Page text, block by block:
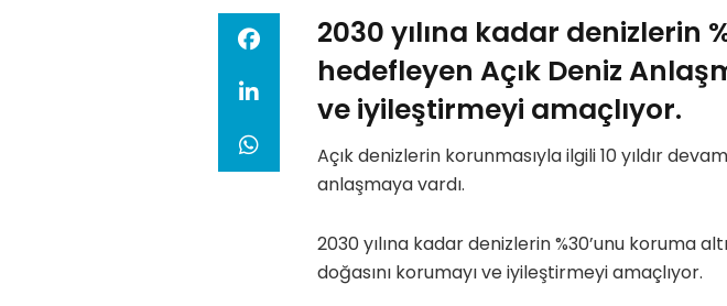
2030 yılına kadar denizlerin
hedefleyen Açık Deniz
ve iyileştirmeyi amaçlıyor.
Açık denizlerin korunmasıyla ilgili 10 yıldır
anlaşmaya vardı.
2030 yılına kadar denizlerin %30’unu koruma
doğasını korumayı ve iyileştirmeyi amaçlıyor.